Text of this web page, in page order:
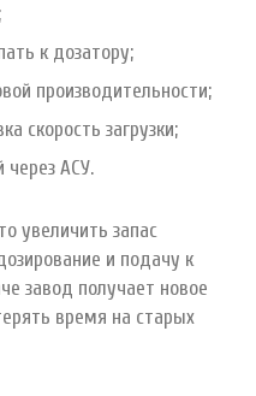
к дозатору;
производительности;
скорость загрузки;
через АСУ.
увеличить запас
и подачу к
завод получает новое
время на старых